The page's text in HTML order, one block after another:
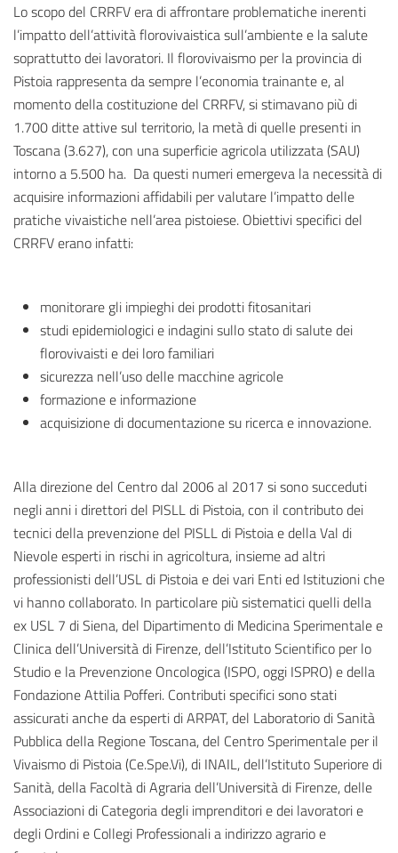
Lo scopo del CRRFV era di affrontare problematiche inerenti
l’impatto dell’attività florovivaistica sull’ambiente e la salute
soprattutto dei lavoratori. Il florovivaismo per la provincia di
Pistoia rappresenta da sempre l’economia trainante e, al
momento della costituzione del CRRFV, si stimavano più di
1.700 ditte attive sul territorio, la metà di quelle presenti in
Toscana (3.627), con una superficie agricola utilizzata (SAU)
intorno a 5.500 ha. Da questi numeri emergeva la necessità di
acquisire informazioni affidabili per valutare l’impatto delle
pratiche vivaistiche nell’area pistoiese. Obiettivi specifici del
CRRFV erano infatti:
monitorare gli impieghi dei prodotti fitosanitari
studi epidemiologici e indagini sullo stato di salute dei
florovivaisti e dei loro familiari
sicurezza nell’uso delle macchine agricole
formazione e informazione
acquisizione di documentazione su ricerca e innovazione.
Alla direzione del Centro dal 2006 al 2017 si sono succeduti
negli anni i direttori del PISLL di Pistoia, con il contributo dei
tecnici della prevenzione del PISLL di Pistoia e della Val di
Nievole esperti in rischi in agricoltura, insieme ad altri
professionisti dell’USL di Pistoia e dei vari Enti ed Istituzioni che
vi hanno collaborato. In particolare più sistematici quelli della
ex USL 7 di Siena, del Dipartimento di Medicina Sperimentale e
Clinica dell’Università di Firenze, dell’Istituto Scientifico per lo
Studio e la Prevenzione Oncologica (ISPO, oggi ISPRO) e della
Fondazione Attilia Pofferi. Contributi specifici sono stati
assicurati anche da esperti di ARPAT, del Laboratorio di Sanità
Pubblica della Regione Toscana, del Centro Sperimentale per il
Vivaismo di Pistoia (Ce.Spe.Vi), di INAIL, dell’Istituto Superiore di
Sanità, della Facoltà di Agraria dell’Università di Firenze, delle
Associazioni di Categoria degli imprenditori e dei lavoratori e
degli Ordini e Collegi Professionali a indirizzo agrario e